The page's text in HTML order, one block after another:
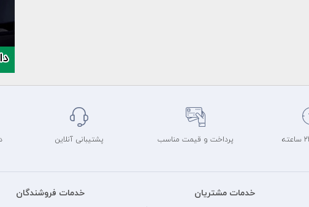
پرداخت و قیمت مناسب پشتیبانی آنلاین
خدمات مشتریان
خدمات فروشندگان